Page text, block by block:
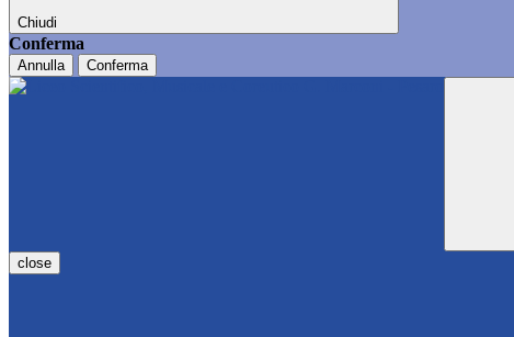
Chiudi
Conferma
Annulla Conferma
close